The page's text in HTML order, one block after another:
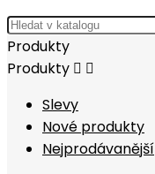
Produkty
Produkty  
Slevy
Nové produkty
Nejprodávanější